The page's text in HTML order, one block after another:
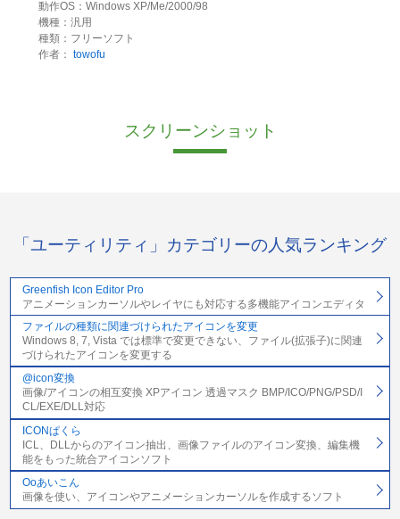
動作OS：Windows XP/Me/2000/98
機種：汎用
種類：フリーソフト
作者： towofu
スクリーンショット
「ユーティリティ」カテゴリーの人気ランキング
Greenfish Icon Editor Pro
アニメーションカーソルやレイヤにも対応する多機能アイコンエディタ
ファイルの種類に関連づけられたアイコンを変更
Windows 8, 7, Vista では標準で変更できない、ファイル(拡張子)に関連
づけられたアイコンを変更する
@icon変換
画像/アイコンの相互変換 XPアイコン 透過マスク BMP/ICO/PNG/PSD/I
CL/EXE/DLL対応
ICONぱくら
ICL、DLLからのアイコン抽出、画像ファイルのアイコン変換、編集機
能をもった統合アイコンソフト
Ooあいこん
画像を使い、アイコンやアニメーションカーソルを作成するソフト